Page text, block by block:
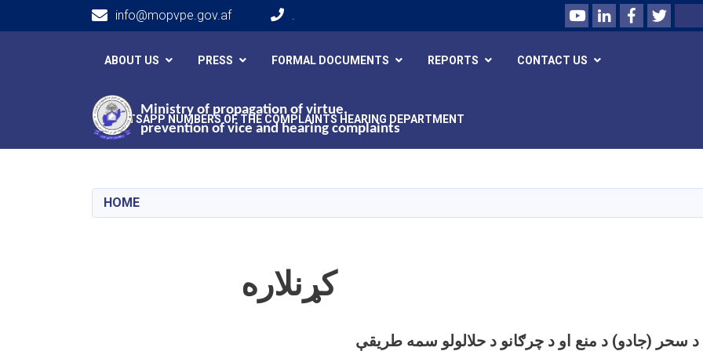
content
Ministry of propagation of virtue,
prevention of vice and hearing complaints
info@mopvpe.gov.af . YoutubeLinkedInFacebookTwitter
Search
ABOUT US PRESS FORMAL DOCUMENTS REPORTS CONTACT US
WHATSAPP NUMBERS OF THE COMPLAINTS HEARING DEPARTMENT
HOME
کړنلاره
د سحر (جادو) د منع او د چرګانو د حلالولو سمه طریقې